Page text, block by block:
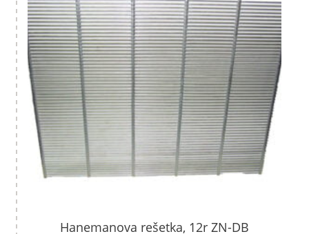
Hanemanova rešetka, 12r ZN-DB